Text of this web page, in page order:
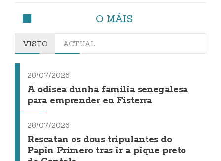
O MÁIS
VISTO ACTUAL
28/07/2026
A odisea dunha familia senegalesa
para emprender en Fisterra
28/07/2026
Rescatan os dous tripulantes do
Papin Primero tras ir a pique preto